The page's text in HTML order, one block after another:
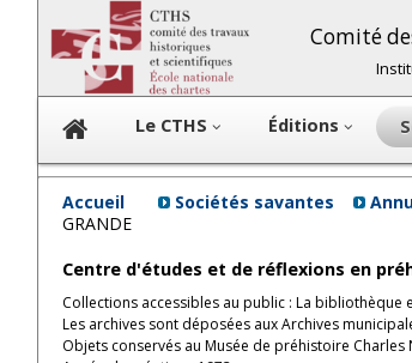
Comité
Le CTHS Éditions
Accueil Sociétés savantes
GRANDE
Centre d'études et de réflexions en
Collections accessibles au public : La bibliothèque
Les archives sont déposées aux Archives
Objets conservés au Musée de préhistoire